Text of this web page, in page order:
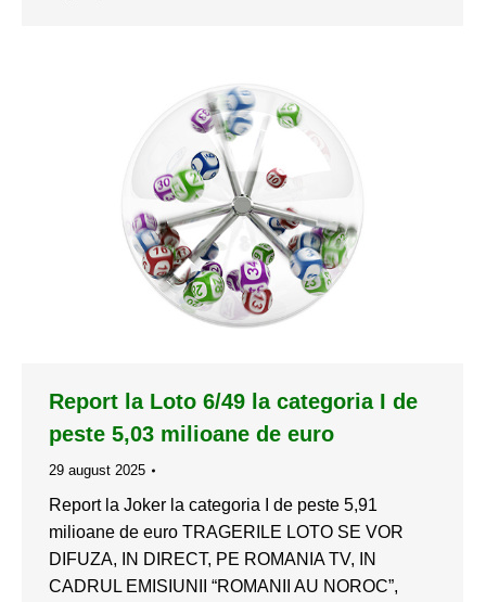
Report la Loto 6/49 la categoria I de
peste 5,03 milioane de euro
29 august 2025
Report la Joker la categoria I de peste 5,91
milioane de euro TRAGERILE LOTO SE VOR
DIFUZA, IN DIRECT, PE ROMANIA TV, IN
CADRUL EMISIUNII “ROMANII AU NOROC”,